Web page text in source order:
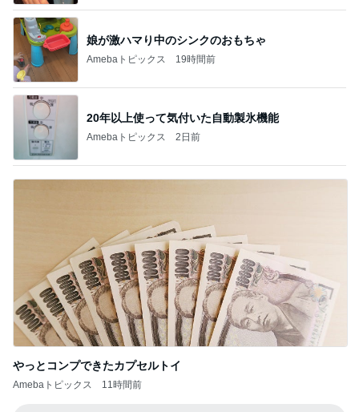
娘が激ハマり中のシンクのおもちゃ
Amebaトピックス 19時間前
20年以上使って気付いた自動製氷機能
Amebaトピックス 2日前
やっとコンプできたカプセルトイ
Amebaトピックス 11時間前